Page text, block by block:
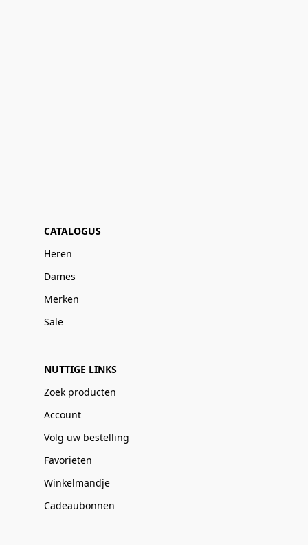
CATALOGUS
Heren
Dames
Merken
Sale
NUTTIGE LINKS
Zoek producten
Account
Volg uw bestelling
Favorieten
Winkelmandje
Cadeaubonnen